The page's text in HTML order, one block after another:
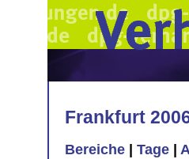
Frankfurt
Bereiche Tage